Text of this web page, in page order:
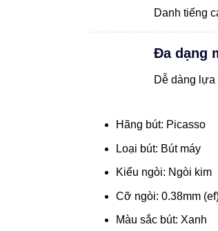
Danh tiếng
Đa dạng
Dễ dàng lựa
Hãng bút: Picasso
Loại bút: Bút máy
Kiểu ngòi: Ngòi kim
Cỡ ngòi: 0.38mm
Màu sắc bút: Xanh